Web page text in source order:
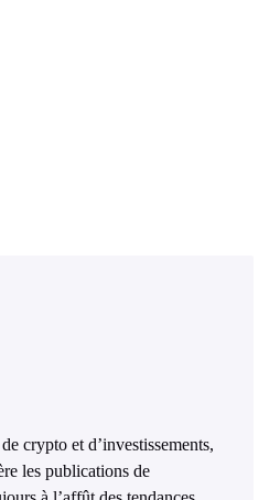
crypto et d’investissements,
les publications de